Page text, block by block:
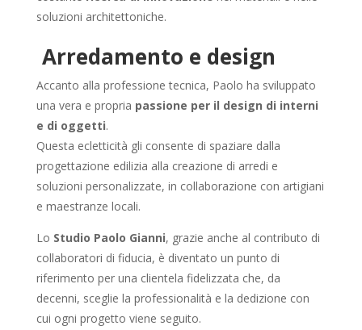
soluzioni architettoniche.
Arredamento e design
Accanto alla professione tecnica, Paolo ha sviluppato
una vera e propria passione per il design di interni
e di oggetti.
Questa ecletticità gli consente di spaziare dalla
progettazione edilizia alla creazione di arredi e
soluzioni personalizzate, in collaborazione con artigiani
e maestranze locali.
Lo Studio Paolo Gianni, grazie anche al contributo di
collaboratori di fiducia, è diventato un punto di
riferimento per una clientela fidelizzata che, da
decenni, sceglie la professionalità e la dedizione con
cui ogni progetto viene seguito.